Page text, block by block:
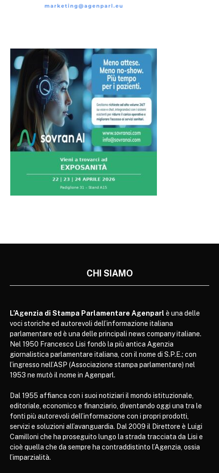
CHI SIAMO
L’Agenzia di Stampa Parlamentare Agenparl è una delle
voci storiche ed autorevoli dell’informazione italiana
parlamentare ed è una delle principali news company italiane.
Nel 1950 Francesco Lisi fondò la più antica Agenzia
giornalistica parlamentare italiana, con il nome di S.P.E.; con
l’ingresso nell’ASP (Associazione stampa parlamentare) nel
1953 ne mutò il nome in Agenparl.
Dal 1955 affianca con i suoi notiziari il mondo istituzionale,
editoriale, economico e finanziario, diventando oggi una tra le
fonti più autorevoli dell’informazione con i propri prodotti,
servizi e soluzioni all’avanguardia. Dal 2009 il Direttore è Luigi
Camilloni che ha proseguito lungo la strada tracciata da Lisi e
cioè quella che da sempre ha contraddistinto l’Agenzia, ossia
l’imparzialità.